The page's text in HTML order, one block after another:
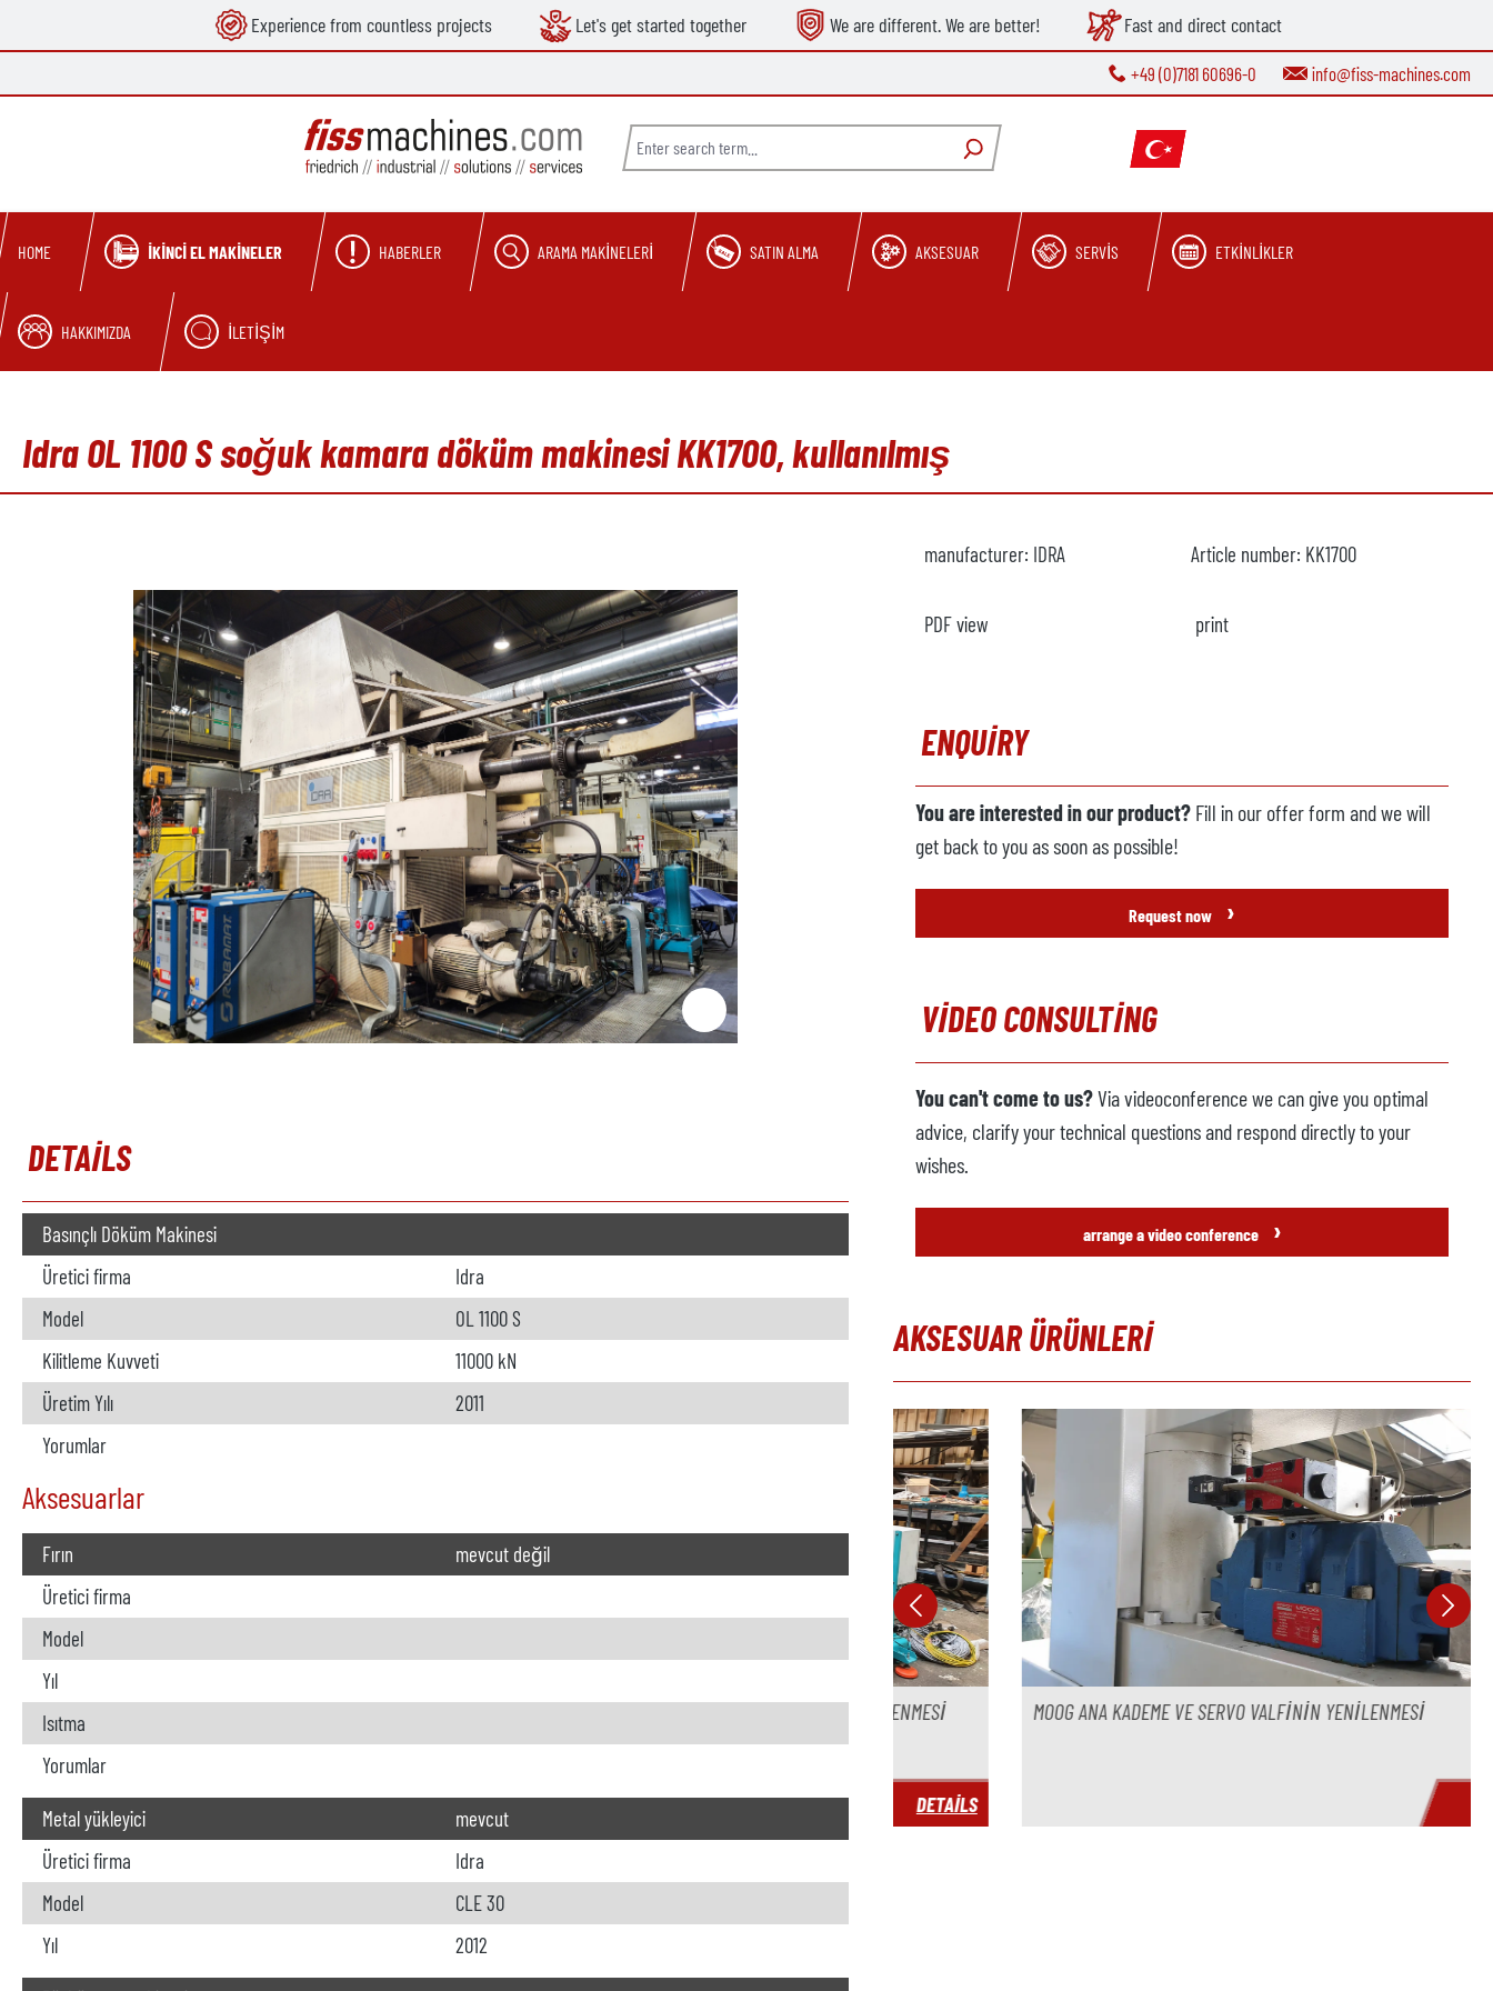
Skip to main navigation Experience from countless projects Let's get started together We are different. We are better! Fast and direct contact
+49 (0)7181 60696-0 info@fiss-machines.com
HOME İKINCI EL MAKINELER HABERLER ARAMA MAKINELERI SATIN ALMA AKSESUAR SERVIS ETKINLIKLER
HAKKIMIZDA İLETIŞIM
Idra OL 1100 S soğuk kamara döküm makinesi KK1700, kullanılmış
DETAILS
Basınçlı Döküm Makinesi
Üretici firma
Idra
Model
OL 1100 S
Kilitleme Kuvveti
11000 kN
Üretim Yılı
2011
Yorumlar
Aksesuarlar
Fırın
mevcut değil
Üretici firma
Model
Yıl
Isıtma
Yorumlar
Metal yükleyici
mevcut
Üretici firma
Idra
Model
CLE 30
Yıl
2012
manufacturer: IDRA Article number: KK1700
PDF view print
ENQUIRY
You are interested in our product? Fill in our offer form and we will
get back to you as soon as possible!
Request now ›
VIDEO CONSULTING
You can't come to us?Via videoconference we can give you optimal
advice, clarify your technical questions and respond directly to your
wishes.
arrange a video conference ›
AKSESUAR ÜRÜNLERI
SOĞUK KAMARALI BASINÇLI DÖKÜM MAKINESININ YENILENMESI
DETAILS
MOOG ANA KADEME VE SERVO VALFININ YENILENMESI
DETAILS